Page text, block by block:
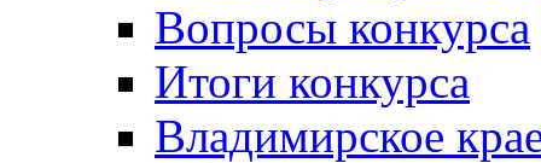
Вопросы конкурса
Итоги конкурса
Владимирское